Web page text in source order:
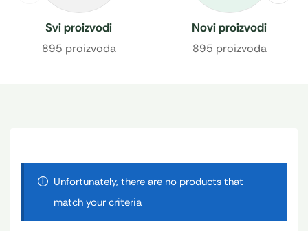
Svi proizvodi
895 proizvoda
Novi proizvodi
895 proizvoda
Unfortunately, there are no products that
match your criteria